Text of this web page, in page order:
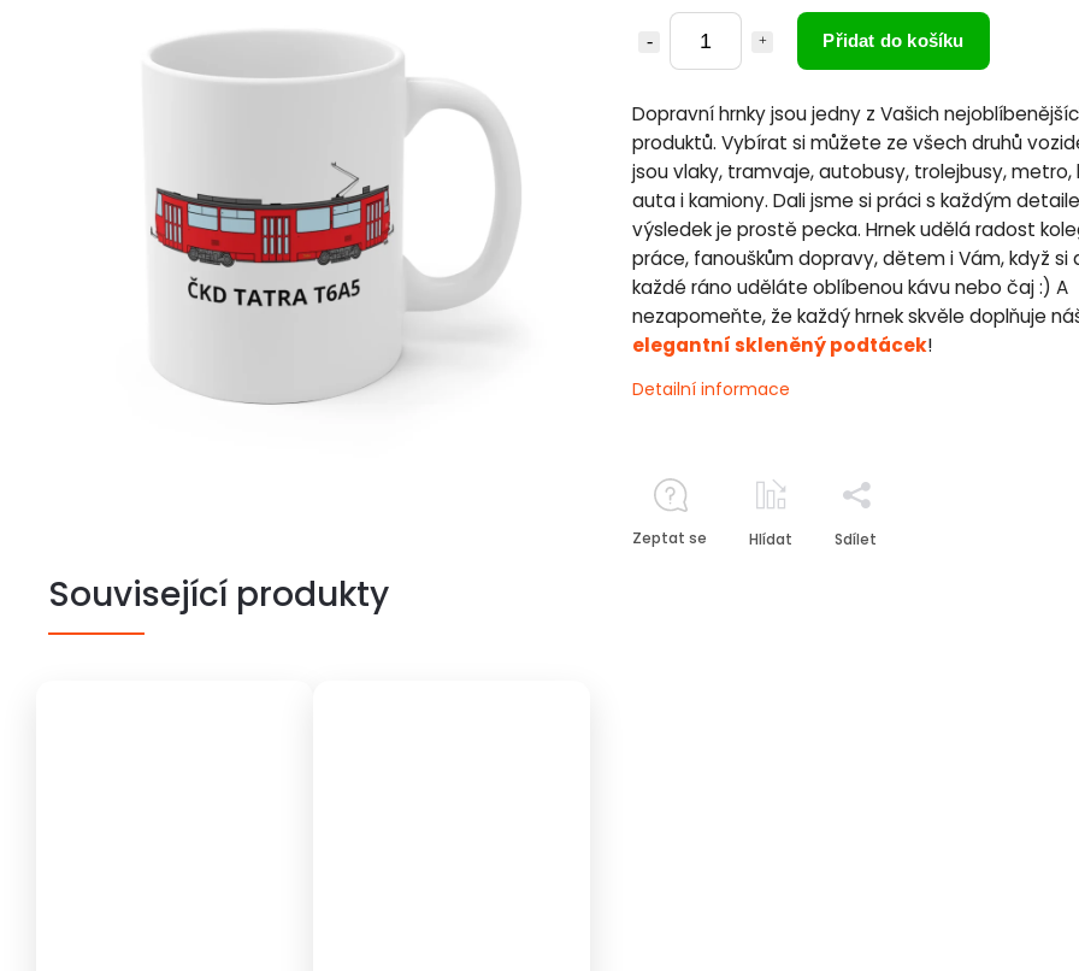
Přidat do košíku
Dopravní hrnky jsou jedny z Vašich
produktů. Vybírat si můžete ze všech druhů
jsou vlaky, tramvaje, autobusy, trolejbusy, metro,
auta i kamiony. Dali jsme si práci s každým
výsledek je prostě pecka. Hrnek udělá radost
práce, fanouškům dopravy, dětem i Vám, když si
každé ráno uděláte oblíbenou kávu nebo čaj :) A
nezapomeňte, že každý hrnek skvěle doplňuje
elegantní skleněný podtácek!
Detailní informace
Zeptat se Hlídat Sdílet
Související produkty